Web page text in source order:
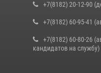
+7(8182) 20-12-90
+7(8182) 60-95-41
+7(8182) 60-80-26
кандидатов на службу)